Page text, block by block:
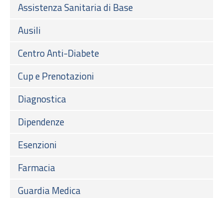
Assistenza Sanitaria di Base
Ausili
Centro Anti-Diabete
Cup e Prenotazioni
Diagnostica
Dipendenze
Esenzioni
Farmacia
Guardia Medica